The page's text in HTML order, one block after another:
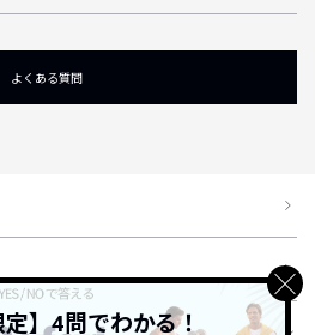
よくある質問
】4問でわかる！